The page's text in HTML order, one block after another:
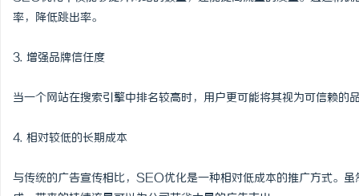
率，降低跳出率。
3. 增强品牌信任度
当一个网站在搜索引擎中排名较高时，用户更可能将其视为可信赖的
4. 相对较低的长期成本
与传统的广告宣传相比，SEO优化是一种相对低成本的推广方式。